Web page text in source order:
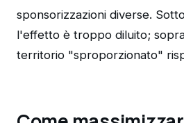
sponsorizzazioni diverse.
l'effetto è troppo diluito;
territorio "sproporzionato"